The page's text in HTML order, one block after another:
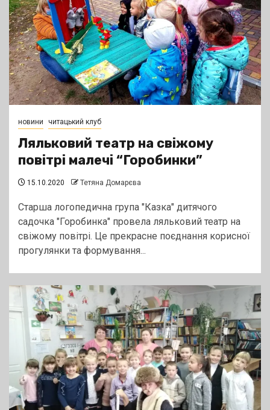
новини читацький клуб
Ляльковий театр на свіжому
повітрі малечі “Горобинки”
15.10.2020 Тетяна Домарєва
Старша логопедична група "Казка" дитячого
садочка "Горобинка" провела ляльковий театр на
свіжому повітрі. Це прекрасне поєднання корисної
прогулянки та формування...